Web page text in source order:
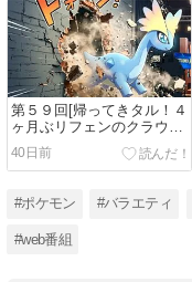
第５９回[帰ってきタル！４
ヶ月ぶリフェンのクラウド
島大紹介！]
40日前
#ポケモン #バラエティ
#web番組